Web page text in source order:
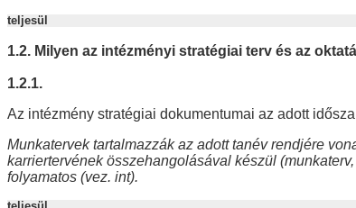
teljesül
1.2. Milyen az intézményi stratégiai terv és az
1.2.1.
Az intézmény stratégiai dokumentumai az adott
Munkatervek tartalmazzák az adott tanév rendjére
karriertervének összehangolásával készül
folyamatos (vez. int).